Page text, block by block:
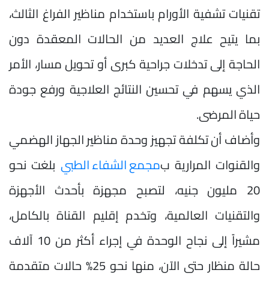
تقنيات تشفية الأورام باستخدام مناظير الفراغ الثالث،
بما يتيح علاج العديد من الحالات المعقدة دون
الحاجة إلى تدخلات جراحية كبرى أو تحويل مسار، الأمر
الذي يسهم في تحسين النتائج العلاجية ورفع جودة
حياة المرضى.
وأضاف أن تكلفة تجهيز وحدة مناظير الجهاز الهضمي
والقنوات المرارية بمجمع الشفاء الطبي بلغت نحو
20 مليون جنيه، لتصبح مجهزة بأحدث الأجهزة
والتقنيات العالمية، وتخدم إقليم القناة بالكامل،
مشيراً إلى نجاح الوحدة في إجراء أكثر من 10 آلاف
حالة منظار حتى الآن، منها نحو 25% حالات متقدمة